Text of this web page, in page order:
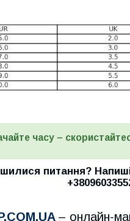
часу –
питання?
– онлайн-